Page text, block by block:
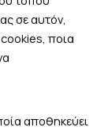
σε αυτόν,
ποια
αποθηκεύει